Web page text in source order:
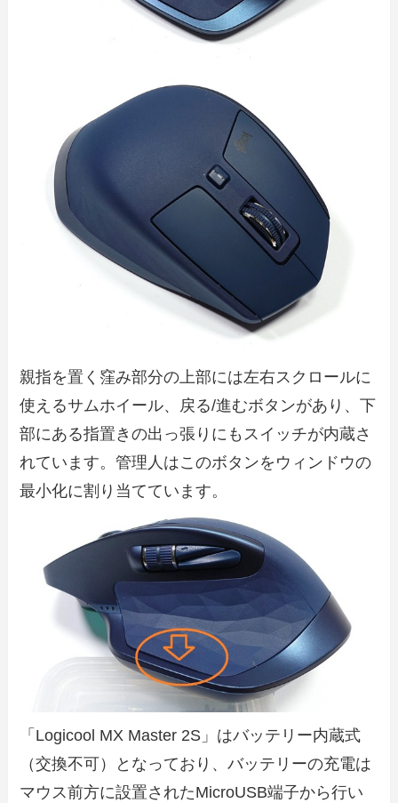
親指を置く窪み部分の上部には左右スクロールに
使えるサムホイール、戻る/進むボタンがあり、下
部にある指置きの出っ張りにもスイッチが内蔵さ
れています。管理人はこのボタンをウィンドウの
最小化に割り当てています。
「Logicool MX Master 2S」はバッテリー内蔵式
（交換不可）となっており、バッテリーの充電は
マウス前方に設置されたMicroUSB端子から行い